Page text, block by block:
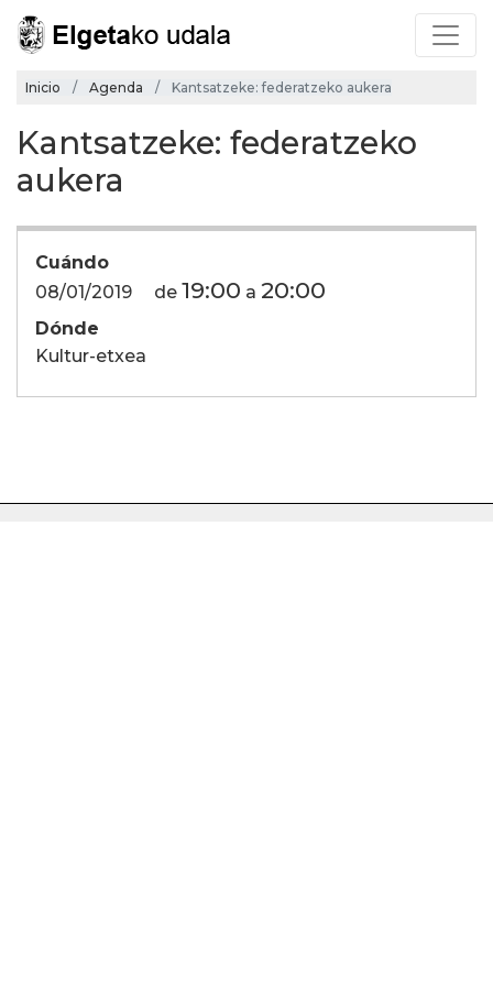
Inicio Agenda Kantsatzeke: federatzeko aukera
Kantsatzeke: federatzeko
aukera
Cuándo
08/01/2019
de 19:00 a 20:00
Dónde
Kultur-etxea